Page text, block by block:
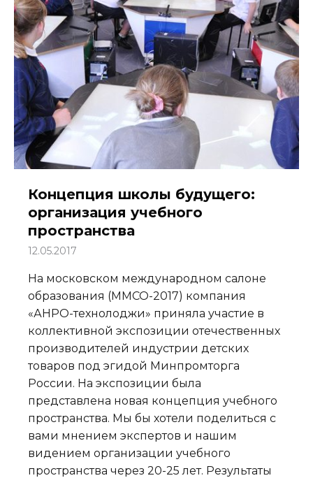
Концепция школы будущего:
организация учебного
пространства
12.05.2017
На московском международном салоне
образования (ММСО-2017) компания
«АНРО-технолоджи» приняла участие в
коллективной экспозиции отечественных
производителей индустрии детских
товаров под эгидой Минпромторга
России. На экспозиции была
представлена новая концепция учебного
пространства. Мы бы хотели поделиться с
вами мнением экспертов и нашим
видением организации учебного
пространства через 20-25 лет. Результаты